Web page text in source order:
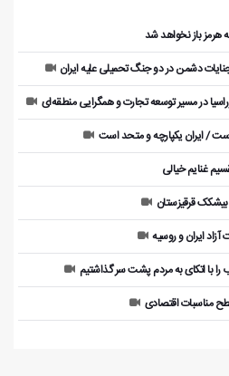
هرمز باز نخواهد شد
دشمن در دو جنگ تحمیلی علیه ایران
در مسیر توسعه تجارت و همگرایی منطقه‌ای
است / ایران یکپارچه و متحد است
غنایم خیالی
قرقیزستان
ایران و روسیه
با اتکای به مردم پشت سر گذاشتیم
مناسبات اقتصادی